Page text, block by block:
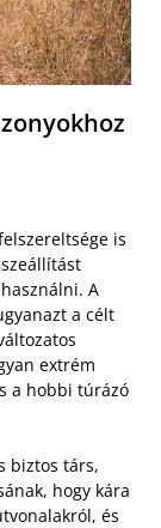
is
A
a célt
extrém
a hobbi túrázó
biztos társ,
hogy kára
és